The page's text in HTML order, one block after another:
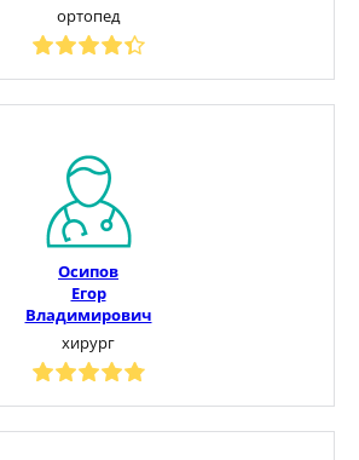
ортопед
Осипов
Егор
Владимирович
хирург